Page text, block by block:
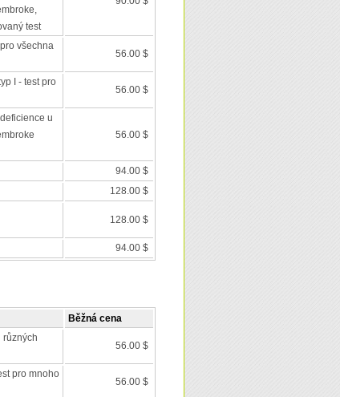
test
všechna
56.00 $
I - test pro
56.00 $
u
56.00 $
94.00 $
128.00 $
128.00 $
94.00 $
Běžná cena
různých
56.00 $
pro mnoho
56.00 $